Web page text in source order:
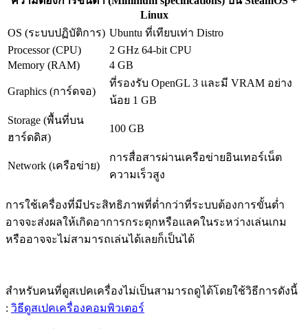
Linux
OS (ระบบปฏิบัติการ) Ubuntu ที่เทียบเท่า Distro
Processor (CPU)
2 GHz 64-bit CPU
Memory (RAM)
4 GB
Graphics (การ์ดจอ)
ที่รองรับ OpenGL 3 และมี VRAM อย่าง
น้อย 1 GB
Storage (พื้นที่บน
ฮาร์ดดิส)
100 GB
Network (เครือข่าย)
การสื่อสารผ่านเครือข่ายอินเทอร์เน็ต
ความเร็วสูง
การใช้เครื่องที่มีประสิทธิภาพที่ต่ำกว่าที่ระบบต้องการขั้นต่ำ
อาจจะส่งผลให้เกิดอาการกระตุกหรือแลคในระหว่างเล่นเกม
หรืออาจจะไม่สามารถเล่นได้เลยก็เป็นได้
สำหรับคนที่ดูสเปคเครื่องไม่เป็นสามารถดูได้โดยใช้วิธีการดังนี้
: วิธีดูสเปคเครื่องคอมพิวเตอร์